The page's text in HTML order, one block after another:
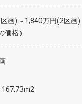
画)～1,840万円(2区画)
価格）